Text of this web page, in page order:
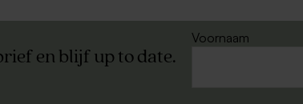
en blijf up to date.
Voornaam